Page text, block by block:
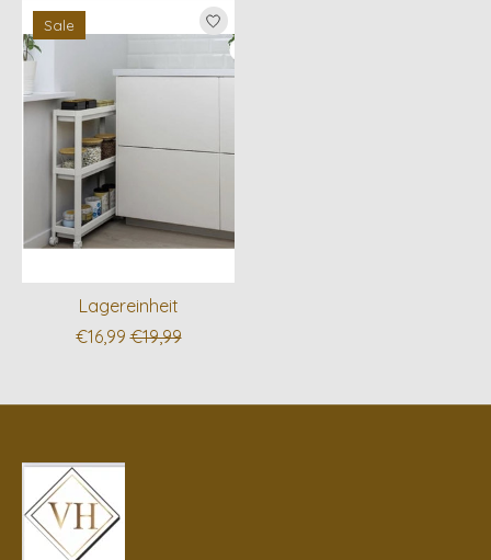
Produkt-Karussell-Artikel
Sale
Lagereinheit
€16,99 €19,99